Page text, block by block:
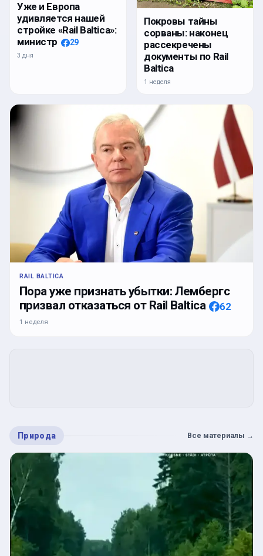
Уже и Европа
удивляется нашей
стройке «Rail Baltica»:
министр
29
3 дня
Покровы тайны
сорваны: наконец
рассекречены
документы по Rail
Baltica
1 неделя
RAIL BALTICA
Пора уже признать убытки: Лембергс
призвал отказаться от Rail Baltica
62
1 неделя
Природа Все материалы →